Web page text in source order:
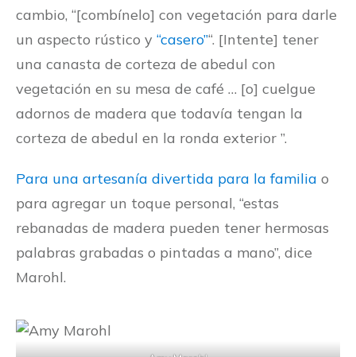
cambio, “[combínelo] con vegetación para darle
un aspecto rústico y “casero”“. [Intente] tener
una canasta de corteza de abedul con
vegetación en su mesa de café … [o] cuelgue
adornos de madera que todavía tengan la
corteza de abedul en la ronda exterior ”.
Para una artesanía divertida para la familia o
para agregar un toque personal, “estas
rebanadas de madera pueden tener hermosas
palabras grabadas o pintadas a mano”, dice
Marohl.